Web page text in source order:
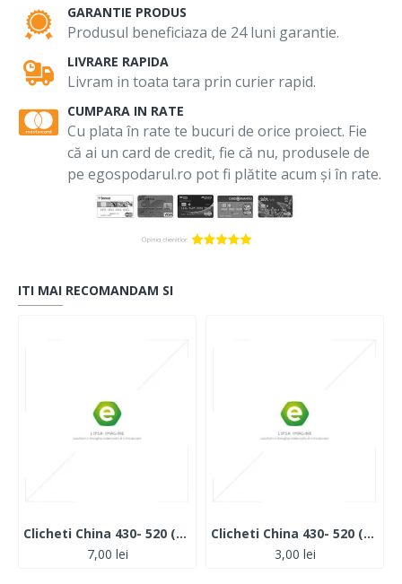
GARANTIE PRODUS
Produsul beneficiaza de 24 luni garantie.
LIVRARE RAPIDA
Livram in toata tara prin curier rapid.
CUMPARA IN RATE
Cu plata în rate te bucuri de orice proiect. Fie
că ai un card de credit, fie că nu, produsele de
pe egospodarul.ro pot fi plătite acum și în rate.
ITI MAI RECOMANDAM SI
Clicheti China 430- 520 (Metal)
7,00 lei
Clicheti China 430- 520 (Plastic)
3,00 lei